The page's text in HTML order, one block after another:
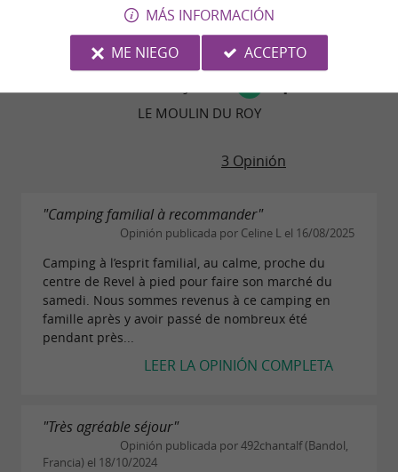
LE MOULIN DU ROY
3 Opinión
"Camping familial à recommander"
Opinión publicada por Celine L el 16/08/2025
Camping à l’esprit familial, au calme, proche du
centre de Revel à pied pour faire son marché du
samedi. Nous sommes revenus à ce camping en
famille après y avoir passé de nombreux été
pendant près...
LEER LA OPINIÓN COMPLETA
"Très agréable séjour"
Opinión publicada por 492chantalf (Bandol,
Francia) el 18/10/2024
MÁS INFORMACIÓN
ME NIEGO
ACCEPTO